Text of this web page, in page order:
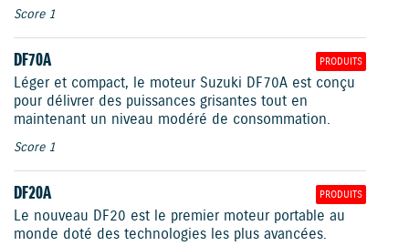
Score 1
PRODUITS
DF70A
Léger et compact, le moteur Suzuki DF70A est conçu
pour délivrer des puissances grisantes tout en
maintenant un niveau modéré de consommation.
Score 1
PRODUITS
DF20A
Le nouveau DF20 est le premier moteur portable au
monde doté des technologies les plus avancées.